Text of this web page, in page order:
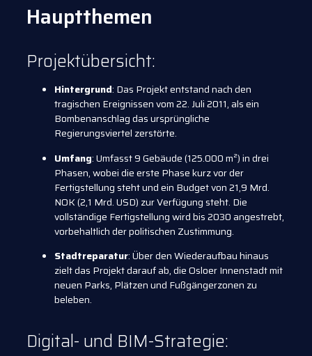
Hauptthemen
Projektübersicht:
Hintergrund: Das Projekt entstand nach den
tragischen Ereignissen vom 22. Juli 2011, als ein
Bombenanschlag das ursprüngliche
Regierungsviertel zerstörte.
Umfang: Umfasst 9 Gebäude (125.000 m²) in drei
Phasen, wobei die erste Phase kurz vor der
Fertigstellung steht und ein Budget von 21,9 Mrd.
NOK (2,1 Mrd. USD) zur Verfügung steht. Die
vollständige Fertigstellung wird bis 2030 angestrebt,
vorbehaltlich der politischen Zustimmung.
Stadtreparatur: Über den Wiederaufbau hinaus
zielt das Projekt darauf ab, die Osloer Innenstadt mit
neuen Parks, Plätzen und Fußgängerzonen zu
beleben.
Digital- und BIM-Strategie: